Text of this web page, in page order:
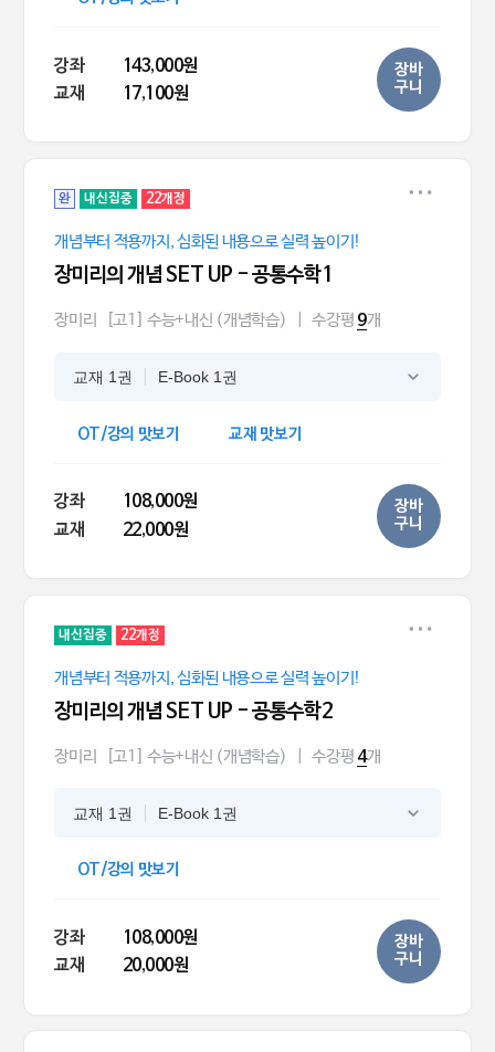
강좌
143,000원
교재
17,100원
장바
구니
완 내신집중 22개정
개념부터 적용까지, 심화된 내용으로 실력 높이기!
장미리의 개념 SET UP - 공통수학1
장미리 [고1] 수능+내신 (개념학습) 수강평 9개
교재 1권 E-Book 1권
OT/강의 맛보기 교재 맛보기
강좌
108,000원
교재
22,000원
장바
구니
내신집중 22개정
개념부터 적용까지, 심화된 내용으로 실력 높이기!
장미리의 개념 SET UP - 공통수학2
장미리 [고1] 수능+내신 (개념학습) 수강평 4개
교재 1권 E-Book 1권
OT/강의 맛보기
강좌
108,000원
교재
20,000원
장바
구니